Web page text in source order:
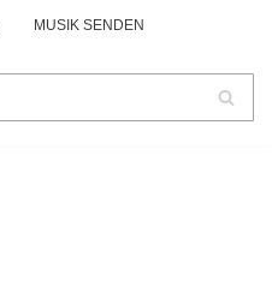
MUSIK SENDEN